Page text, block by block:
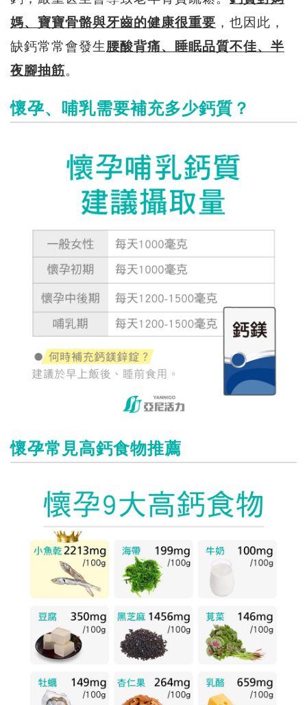
媽、寶寶骨骼與牙齒的健康很重要 ，也因此，
缺鈣常常會發生 腰酸背痛、睡眠品質不佳、半
夜腳抽筋。
懷孕、哺乳需要補充多少鈣質？
懷孕常見高鈣食物推薦